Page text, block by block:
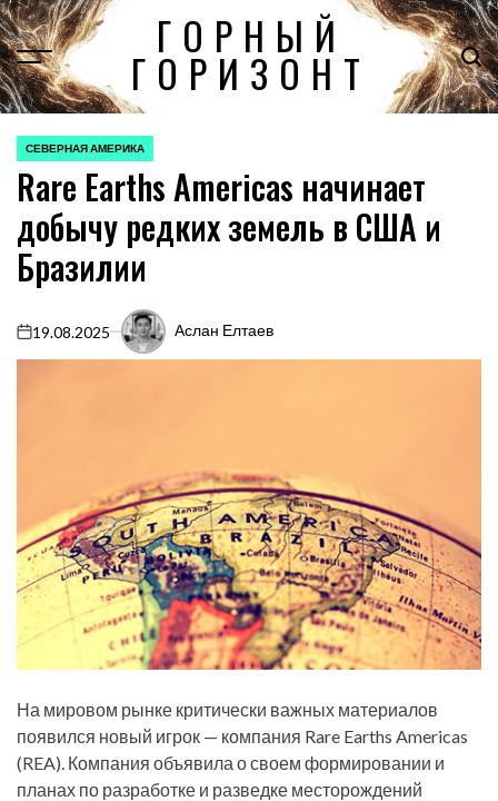
Перейти
к
содержимому
ГОРНЫЙ
ГОРИЗОНТ
ОПУБЛИКОВАНО
В
СЕВЕРНАЯ АМЕРИКА
Rare Earths Americas начинает
добычу редких земель в США и
Бразилии
on
19.08.2025 Аслан Елтаев
На мировом рынке критически важных материалов
появился новый игрок — компания Rare Earths Americas
(REA). Компания объявила о своем формировании и
планах по разработке и разведке месторождений